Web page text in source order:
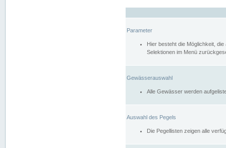
Parameter
Hier besteht die Möglichkeit,
Selektionen im Menü
Gewässerauswahl
Alle Gewässer werden
Auswahl des Pegels
Die Pegellisten zeigen alle